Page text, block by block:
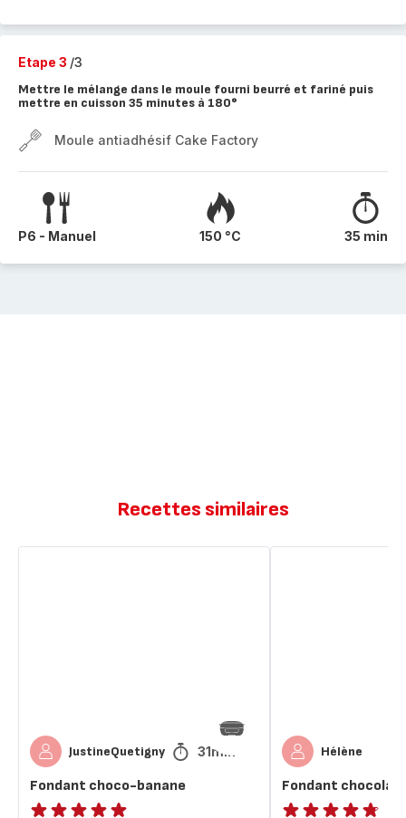
Etape 3 /3
Mettre le mélange dans le moule fourni beurré et fariné puis
mettre en cuisson 35 minutes à 180°
Moule antiadhésif Cake Factory
P6 - Manuel 150 °C 35 min
Recettes similaires
JustineQuetigny 31min
Fondant choco-banane
Hélène
Fondant chocolat